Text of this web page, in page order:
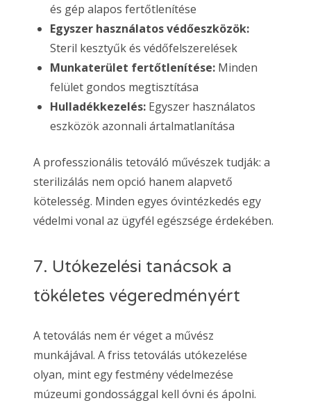
és gép alapos fertőtlenítése
Egyszer használatos védőeszközök:
Steril kesztyűk és védőfelszerelések
Munkaterület fertőtlenítése: Minden
felület gondos megtisztítása
Hulladékkezelés: Egyszer használatos
eszközök azonnali ártalmatlanítása
A professzionális tetováló művészek tudják: a
sterilizálás nem opció hanem alapvető
kötelesség. Minden egyes óvintézkedés egy
védelmi vonal az ügyfél egészsége érdekében.
7. Utókezelési tanácsok a
tökéletes végeredményért
A tetoválás nem ér véget a művész
munkájával. A friss tetoválás utókezelése
olyan, mint egy festmény védelmezése
múzeumi gondossággal kell óvni és ápolni.